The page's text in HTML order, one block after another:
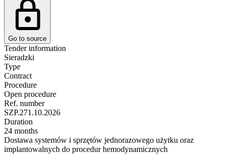
Go to source
Tender information
Sieradzki
Type
Contract
Procedure
Open procedure
Ref. number
SZP.271.10.2026
Duration
24 months
Dostawa systemów i sprzętów jednorazowego użytku oraz
implantowalnych do procedur hemodynamicznych